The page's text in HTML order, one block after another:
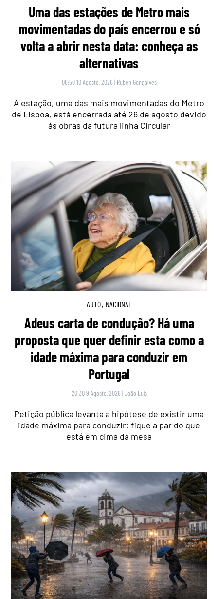
Uma das estações de Metro mais
movimentadas do país encerrou e só
volta a abrir nesta data: conheça as
alternativas
06:50 10 Agosto, 2026 | Rubén Gonçalves
A estação, uma das mais movimentadas do Metro
de Lisboa, está encerrada até 26 de agosto devido
às obras da futura linha Circular
AUTO, NACIONAL
Adeus carta de condução? Há uma
proposta que quer definir esta como a
idade máxima para conduzir em
Portugal
20:30 9 Agosto, 2026 |João Luís
Petição pública levanta a hipótese de existir uma
idade máxima para conduzir: fique a par do que
está em cima da mesa